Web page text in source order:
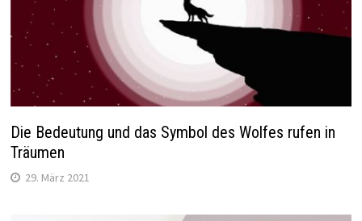
Die Bedeutung und das Symbol des Wolfes rufen in
Träumen
29. März 2021